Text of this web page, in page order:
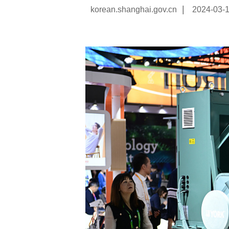
korean.shanghai.gov.cn | 2024-03-